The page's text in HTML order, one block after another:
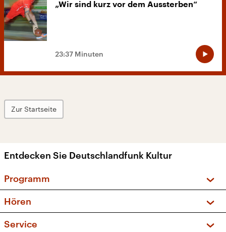
„Wir sind kurz vor dem Aussterben“
23:37 Minuten
Zur Startseite
Entdecken Sie Deutschlandfunk Kultur
Programm
Sendungen und Podcasts
Musikliste
Hören
Service